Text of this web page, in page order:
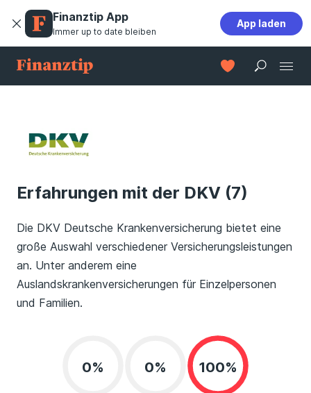
Finanztip App
Immer up to date bleiben
App laden
Erfahrungen mit der DKV (7)
Die DKV Deutsche Krankenversicherung bietet eine
große Auswahl verschiedener Versicherungsleistungen
an. Unter anderem eine
Auslandskrankenversicherungen für Einzelpersonen
und Familien.
0% 0% 100%